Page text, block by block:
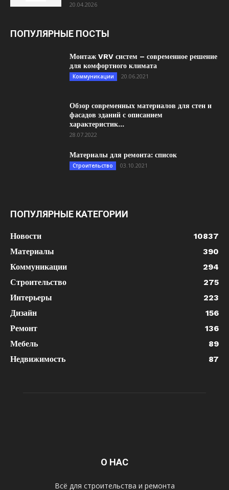
20.04.2026
ПОПУЛЯРНЫЕ ПОСТЫ
Монтаж VRV систем – современное решение
для комфортного климата
Коммуникации 20.06.2021
Обзор современных материалов для стен и
фасадов зданий с описанием
характеристик...
28.07.2022
Материалы для ремонта: список
Строительство 03.10.2021
ПОПУЛЯРНЫЕ КАТЕГОРИИ
Новости
10837
Материалы
390
Коммуникации
294
Строительство
275
Интерьеры
223
Дизайн
156
Ремонт
136
Мебель
89
Недвижимость
87
О НАС
Всё для строительства и ремонта